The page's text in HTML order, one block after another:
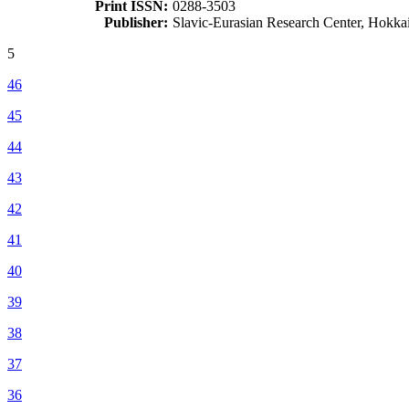
Print ISSN: 0288-3503
Publisher: Slavic-Eurasian Research Center,
5
46
45
44
43
42
41
40
39
38
37
36